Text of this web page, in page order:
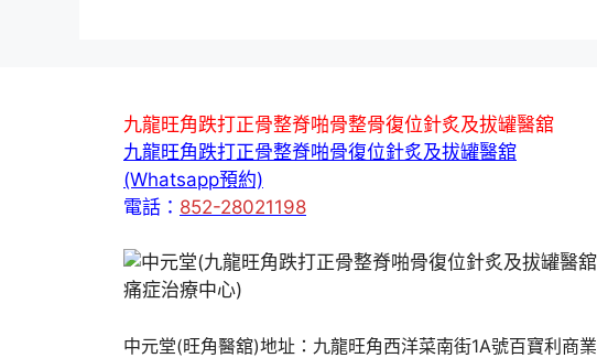
九龍旺角跌打正骨整脊啪骨整骨復位針炙及拔罐醫舘
九龍旺角跌打正骨整脊啪骨復位針炙及拔罐醫舘
(Whatsapp預約)
電話： 852-28021198
中元堂(旺角醫舘)地址：九龍旺角西洋菜南街1A號百寶利商業